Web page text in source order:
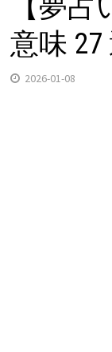
【夢
意味 27
2026-01-08